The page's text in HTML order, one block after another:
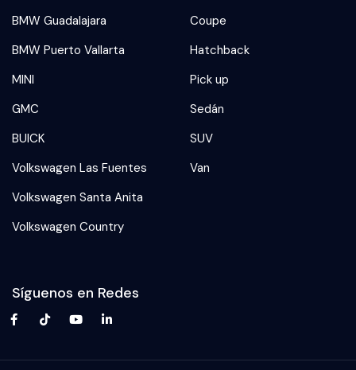
BMW Guadalajara
BMW Puerto Vallarta
MINI
GMC
BUICK
Volkswagen Las Fuentes
Volkswagen Santa Anita
Volkswagen Country
Coupe
Hatchback
Pick up
Sedán
SUV
Van
Síguenos en Redes